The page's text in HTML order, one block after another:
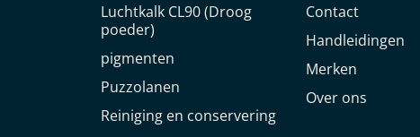
Luchtkalk CL90 (Droog
poeder)
pigmenten
Puzzolanen
Reiniging en conservering
Contact
Handleidingen
Merken
Over ons